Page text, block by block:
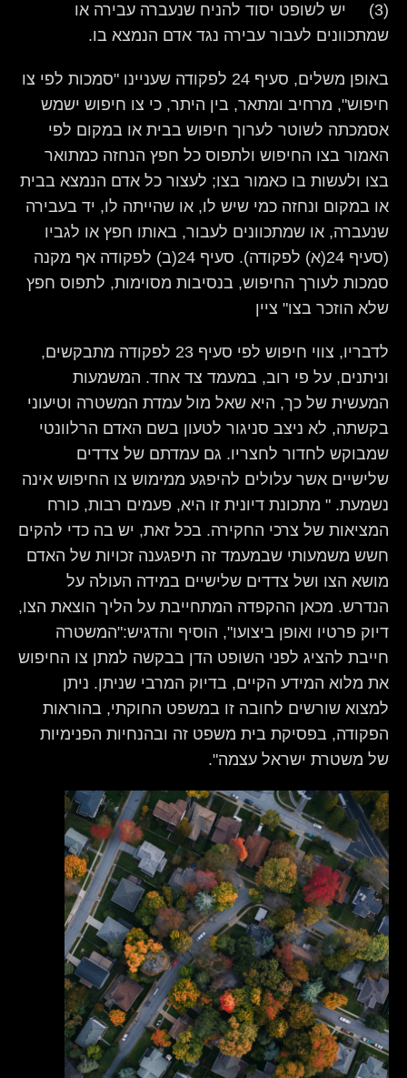
(3) יש לשופט יסוד להניח שנעברה עבירה או
שמתכוונים לעבור עבירה נגד אדם הנמצא בו.
באופן משלים, סעיף 24 לפקודה שעניינו "סמכות לפי צו
חיפוש", מרחיב ומתאר, בין היתר, כי צו חיפוש ישמש
אסמכתה לשוטר לערוך חיפוש בבית או במקום לפי
האמור בצו החיפוש ולתפוס כל חפץ הנחזה כמתואר
בצו ולעשות בו כאמור בצו; לעצור כל אדם הנמצא בבית
או במקום ונחזה כמי שיש לו, או שהייתה לו, יד בעבירה
שנעברה, או שמתכוונים לעבור, באותו חפץ או לגביו
(סעיף 24(א) לפקודה). סעיף 24(ב) לפקודה אף מקנה
סמכות לעורך החיפוש, בנסיבות מסוימות, לתפוס חפץ
שלא הוזכר בצו" ציין
לדבריו, צווי חיפוש לפי סעיף 23 לפקודה מתבקשים,
וניתנים, על פי רוב, במעמד צד אחד. המשמעות
המעשית של כך, היא שאל מול עמדת המשטרה וטיעוני
בקשתה, לא ניצב סניגור לטעון בשם האדם הרלוונטי
שמבוקש לחדור לחצריו. גם עמדתם של צדדים
שלישיים אשר עלולים להיפגע ממימוש צו החיפוש אינה
נשמעת. " מתכונת דיונית זו היא, פעמים רבות, כורח
המציאות של צרכי החקירה. בכל זאת, יש בה כדי להקים
חשש משמעותי שבמעמד זה תיפגענה זכויות של האדם
מושא הצו ושל צדדים שלישיים במידה העולה על
הנדרש. מכאן ההקפדה המתחייבת על הליך הוצאת הצו,
דיוק פרטיו ואופן ביצועו", הוסיף והדגיש:"המשטרה
חייבת להציג לפני השופט הדן בבקשה למתן צו החיפוש
את מלוא המידע הקיים, בדיוק המרבי שניתן. ניתן
למצוא שורשים לחובה זו במשפט החוקתי, בהוראות
הפקודה, בפסיקת בית משפט זה ובהנחיות הפנימיות
של משטרת ישראל עצמה".